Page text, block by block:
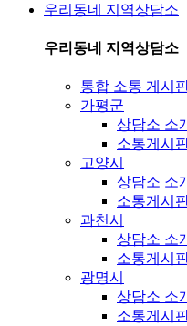
우리동네 지역상담소
우리동네 지역상담소
통합 소통 게시
가평군
상담소 소
소통게시
고양시
상담소 소
소통게시
과천시
상담소 소
소통게시
광명시
상담소 소
소통게시